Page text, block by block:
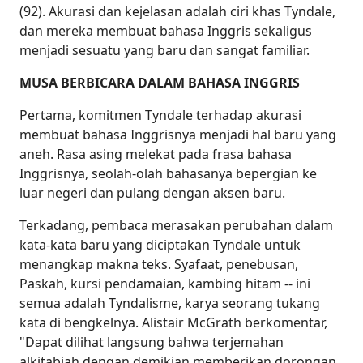
(92). Akurasi dan kejelasan adalah ciri khas Tyndale,
dan mereka membuat bahasa Inggris sekaligus
menjadi sesuatu yang baru dan sangat familiar.
MUSA BERBICARA DALAM BAHASA INGGRIS
Pertama, komitmen Tyndale terhadap akurasi
membuat bahasa Inggrisnya menjadi hal baru yang
aneh. Rasa asing melekat pada frasa bahasa
Inggrisnya, seolah-olah bahasanya bepergian ke
luar negeri dan pulang dengan aksen baru.
Terkadang, pembaca merasakan perubahan dalam
kata-kata baru yang diciptakan Tyndale untuk
menangkap makna teks. Syafaat, penebusan,
Paskah, kursi pendamaian, kambing hitam -- ini
semua adalah Tyndalisme, karya seorang tukang
kata di bengkelnya. Alistair McGrath berkomentar,
"Dapat dilihat langsung bahwa terjemahan